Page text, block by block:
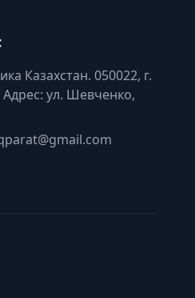
Казахстан. 050022, г.
ул. Шевченко,